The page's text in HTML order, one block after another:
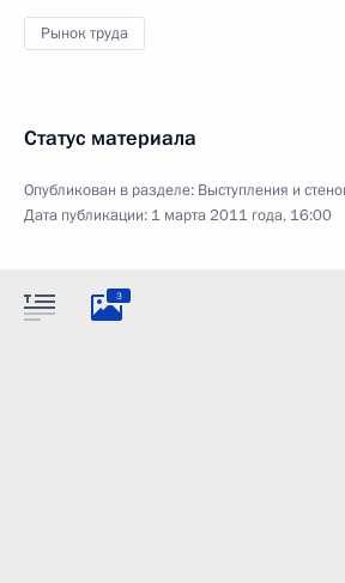
Рынок труда
Статус материала
Опубликован в разделе: Выступления и
Дата публикации: 1 марта 2011 года, 16:00
3